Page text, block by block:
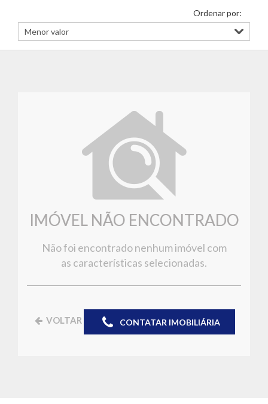
Ordenar por:
IMÓVEL NÃO ENCONTRADO
Não foi encontrado nenhum imóvel com
as características selecionadas.
VOLTAR CONTATAR IMOBILIÁRIA